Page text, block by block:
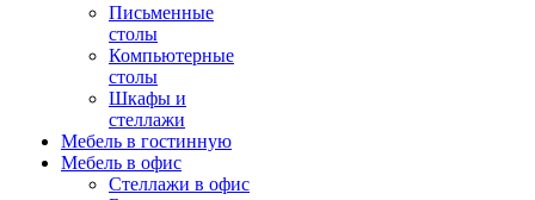
Письменные
столы
Компьютерные
столы
Шкафы и
стеллажи
Мебель в гостинную
Мебель в офис
Стеллажи в офис